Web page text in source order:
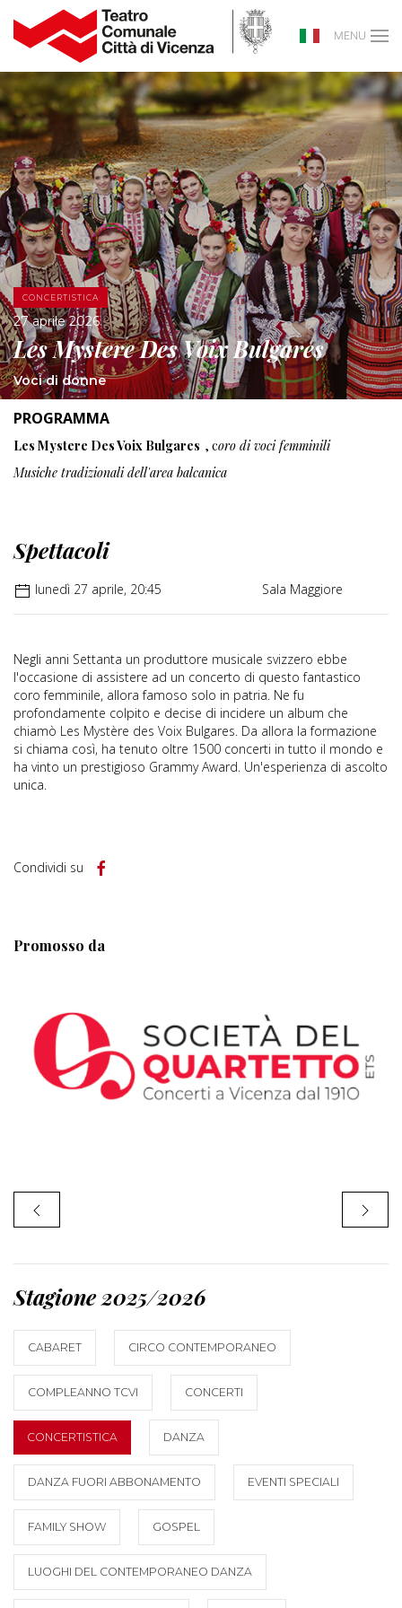
MENU
CONCERTISTICA
27 aprile 2026
Les Mystere Des Voix Bulgares
Voci di donne
PROGRAMMA
Les Mystere Des Voix Bulgares , coro di voci femminili
Musiche tradizionali dell'area balcanica
Spettacoli
lunedì 27 aprile, 20:45 Sala Maggiore
Negli anni Settanta un produttore musicale svizzero ebbe
l'occasione di assistere ad un concerto di questo fantastico
coro femminile, allora famoso solo in patria. Ne fu
profondamente colpito e decise di incidere un album che
chiamò Les Mystère des Voix Bulgares. Da allora la formazione
si chiama così, ha tenuto oltre 1500 concerti in tutto il mondo e
ha vinto un prestigioso Grammy Award. Un'esperienza di ascolto
unica.
Condividi su
Promosso da
Stagione 2025/2026
CABARET CIRCO CONTEMPORANEO
COMPLEANNO TCVI CONCERTI
CONCERTISTICA DANZA
DANZA FUORI ABBONAMENTO EVENTI SPECIALI
FAMILY SHOW GOSPEL
LUOGHI DEL CONTEMPORANEO DANZA